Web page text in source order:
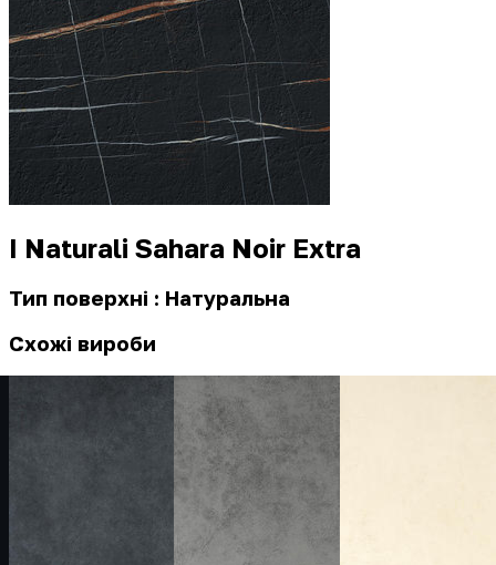
I Naturali Sahara Noir Extra
Тип поверхні : Натуральна
Схожі вироби